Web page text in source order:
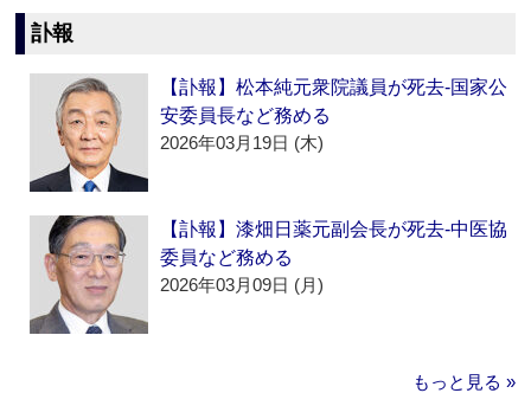
訃報
【訃報】松本純元衆院議員が死去‐国家公
安委員長など務める
2026年03月19日 (木)
【訃報】漆畑日薬元副会長が死去‐中医協
委員など務める
2026年03月09日 (月)
もっと見る »